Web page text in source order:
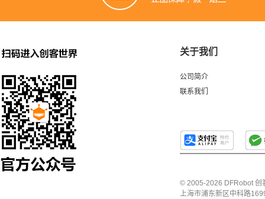
关于我们
公司简介
联系我们
© 2005-2026 DFRobot 创
上海市浦东新区中科路